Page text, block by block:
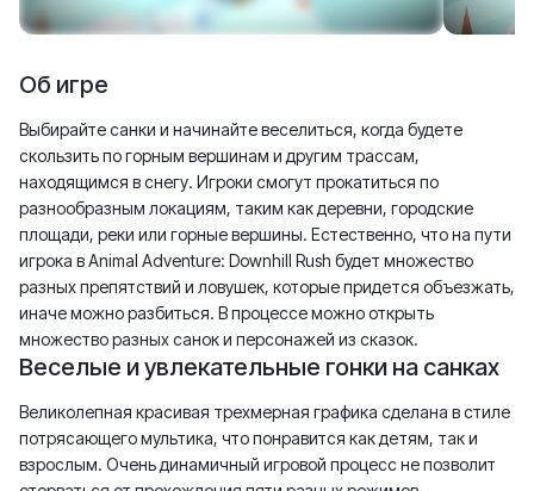
Об игре
Выбирайте санки и начинайте веселиться, когда будете
скользить по горным вершинам и другим трассам,
находящимся в снегу. Игроки смогут прокатиться по
разнообразным локациям, таким как деревни, городские
площади, реки или горные вершины. Естественно, что на пути
игрока в Animal Adventure: Downhill Rush будет множество
разных препятствий и ловушек, которые придется объезжать,
иначе можно разбиться. В процессе можно открыть
множество разных санок и персонажей из сказок.
Веселые и увлекательные гонки на санках
Великолепная красивая трехмерная графика сделана в стиле
потрясающего мультика, что понравится как детям, так и
взрослым. Очень динамичный игровой процесс не позволит